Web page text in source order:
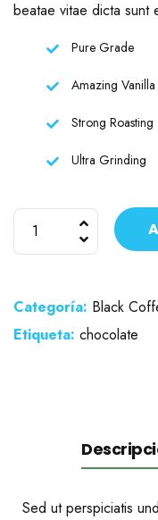
beatae vitae dicta sunt
Pure Grade
Amazing
Strong Roasting
Ultra Grinding
Categoría: Black
Etiqueta: chocolate
Sed ut perspiciatis